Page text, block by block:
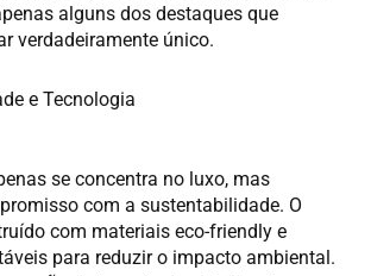
alguns dos destaques que
verdadeiramente único.
e Tecnologia
se concentra no luxo, mas
com a sustentabilidade. O
com materiais eco-friendly e
para reduzir o impacto ambiental.